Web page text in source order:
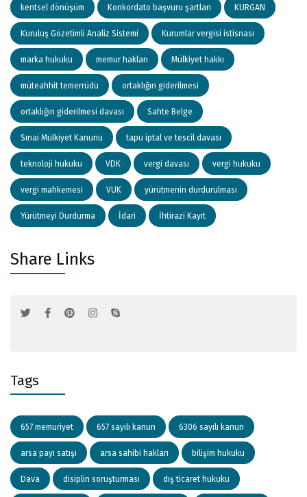
kentsel dönüşüm Konkordato başvuru şartları KURGAN
Kuruluş Gözetimli Analiz Sistemi Kurumlar vergisi istisnası
marka hukuku memur hakları Mülkiyet hakkı
müteahhit temerrüdü ortaklığın giderilmesi
ortaklığın giderilmesi davası Sahte Belge
Sınai Mülkiyet Kanunu tapu iptal ve tescil davası
teknoloji hukuku VDK vergi davası vergi hukuku
vergi mahkemesi VUK yürütmenin durdurulması
Yürütmeyi Durdurma İdari İhtirazi Kayıt
Share Links
Tags
657 memuriyet 657 sayılı kanun 6306 sayılı kanun
arsa payı satışı arsa sahibi hakları bilişim hukuku
Dava disiplin soruşturması dış ticaret hukuku